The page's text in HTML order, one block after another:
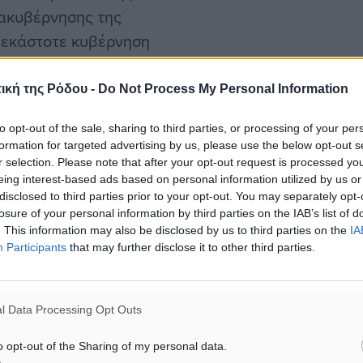
της Ρόδου - Do Not Process My Personal Information
opt-out of the sale, sharing to third parties, or processing of your
for targeted advertising by us, please use the below opt-out
selection. Please note that after your opt-out request is processed
interest-based ads based on personal information utilized by us
to third parties prior to your opt-out. You may separately
of your personal information by third parties on the IAB’s list of
This information may also be disclosed by us to third parties on the
Participants that may further disclose it to other third parties.
Data Processing Opt Outs
opt-out of the Sharing of my personal data.
της
κυβέρνηση
ποιος θα ελέγχει
φροντίσει να οργανώσει
θα κλείσει τις τρύπες
αναζήτησης
μας στο Google News ★ ↗